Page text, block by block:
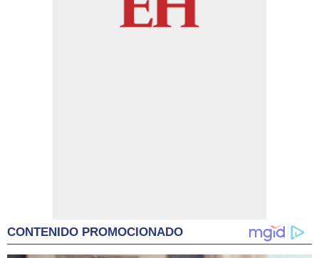
CONTENIDO PROMOCIONADO